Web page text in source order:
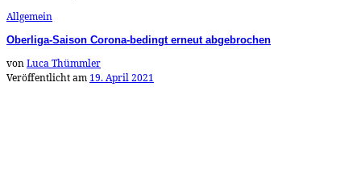
Allgemein
Oberliga-Saison Corona-bedingt erneut abgebrochen
vonLuca Thümmler
Veröffentlicht am 19. April 2021